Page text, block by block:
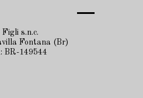
s.n.c.
Fontana (Br)
BR-149544